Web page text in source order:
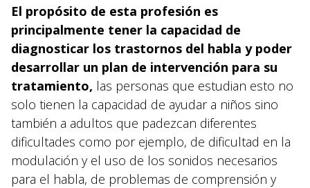
El propósito de esta profesión es
principalmente tener la capacidad de
diagnosticar los trastornos del habla y poder
desarrollar un plan de intervención para su
tratamiento, las personas que estudian esto no
solo tienen la capacidad de ayudar a niños sino
también a adultos que padezcan diferentes
dificultades como por ejemplo, de dificultad en la
modulación y el uso de los sonidos necesarios
para el habla, de problemas de comprensión y